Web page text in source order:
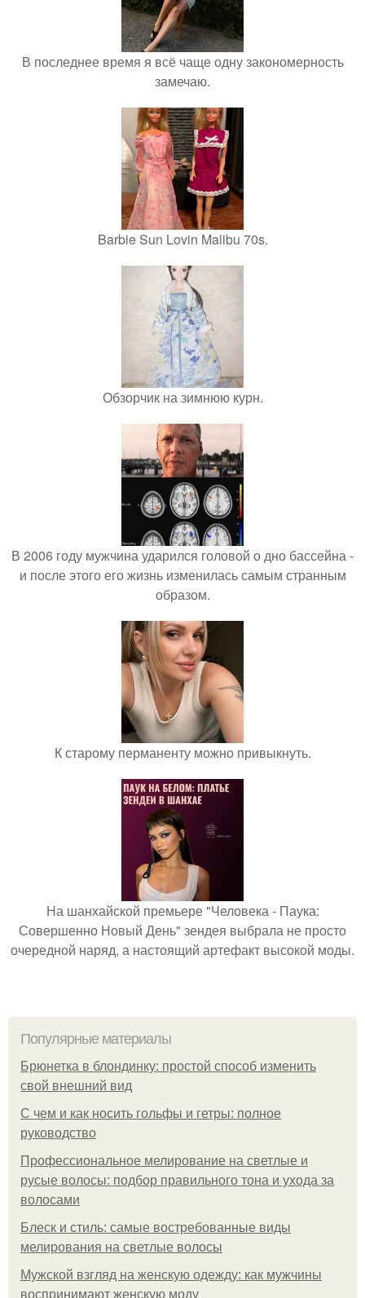
В последнее время я всё чаще одну закономерность
замечаю.
Barbie Sun Lovin Malibu 70s.
Обзорчик на зимнюю курн.
В 2006 году мужчина ударился головой о дно бассейна -
и после этого его жизнь изменилась самым странным
образом.
К старому перманенту можно привыкнуть.
На шанхайской премьере "Человека - Паука:
Совершенно Новый День" зендея выбрала не просто
очередной наряд, а настоящий артефакт высокой моды.
Популярные материалы
Брюнетка в блондинку: простой способ изменить
свой внешний вид
С чем и как носить гольфы и гетры: полное
руководство
Профессиональное мелирование на светлые и
русые волосы: подбор правильного тона и ухода за
волосами
Блеск и стиль: самые востребованные виды
мелирования на светлые волосы
Мужской взгляд на женскую одежду: как мужчины
воспринимают женскую моду